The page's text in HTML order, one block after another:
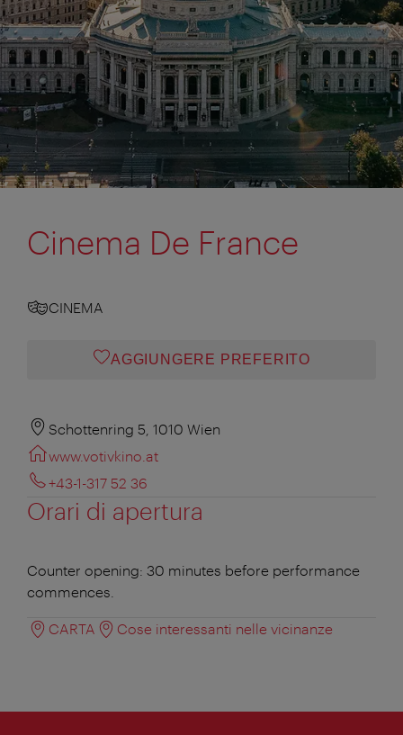
Cinema De France
CINEMA
AGGIUNGERE PREFERITO
Schottenring 5, 1010 Wien
www.votivkino.at
+43-1-317 52 36
Orari di apertura
Counter opening: 30 minutes before performance
commences.
CARTA Cose interessanti nelle vicinanze